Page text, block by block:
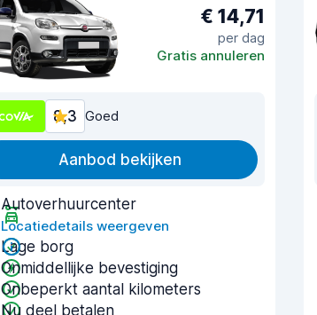
€ 14,71
per dag
Gratis annuleren
8,3 Goed
Aanbod bekijken
Autoverhuurcenter
Locatiedetails weergeven
Lage borg
Onmiddellijke bevestiging
Onbeperkt aantal kilometers
Nu deel betalen